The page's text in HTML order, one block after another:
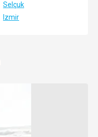
Selçuk
Izmir